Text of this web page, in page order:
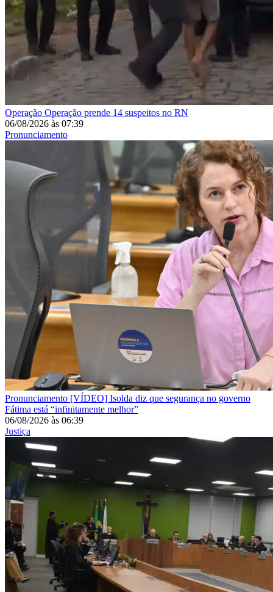
Operação Operação prende 14 suspeitos no RN
06/08/2026 às 07:39
Pronunciamento
Pronunciamento [VÍDEO] Isolda diz que segurança no governo
Fátima está “infinitamente melhor”
06/08/2026 às 06:39
Justiça